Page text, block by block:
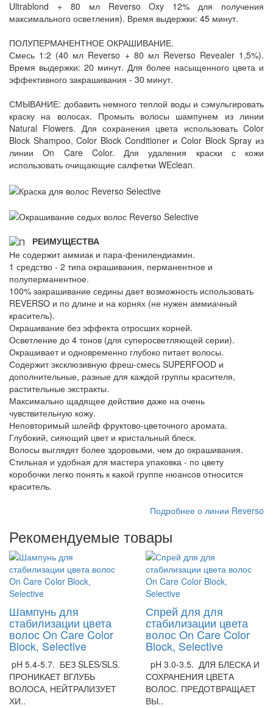
Ultrablond + 80 мл Reverso Oxy 12% для получения
максимального осветления). Время выдержки: 45 минут.
ПОЛУПЕРМАНЕНТНОЕ ОКРАШИВАНИЕ.
Смесь 1:2 (40 мл Reverso + 80 мл Reverso Revealer 1,5%).
Время выдержки: 20 минут. Для более насыщенного цвета и
эффективного закрашивания - 30 минут.
СМЫВАНИЕ: добавить немного теплой воды и сэмульгировать
краску на волосах. Промыть волосы шампунем из линии
Natural Flowers. Для сохранения цвета использовать Color
Block Shampoo, Color Block Conditioner и Color Block Spray из
линии On Care Color. Для удаления краски с кожи
использовать очищающие салфетки WEclean.
РЕИМУЩЕСТВА
Не содержит аммиак и пара-фенилендиамин.
1 средство - 2 типа окрашивания, перманентное и
полуперманентное.
100% закрашивание седины дает возможность использовать
REVERSO и по длине и на корнях (не нужен аммиачный
краситель).
Окрашивание без эффекта отросших корней.
Осветление до 4 тонов (для суперосветляющей серии).
Окрашивает и одновременно глубоко питает волосы.
Содержит эксклюзивную фреш-смесь SUPERFOOD и
дополнительные, разные для каждой группы красителя,
растительные экстракты.
Максимально щадящее действие даже на очень
чувствительную кожу.
Неповторимый шлейф фруктово-цветочного аромата.
Глубокий, сияющий цвет и кристальный блеск.
Волосы выглядят более здоровыми, чем до окрашивания.
Стильная и удобная для мастера упаковка - по цвету
коробочки легко понять к какой группе нюансов относится
краситель.
Подробнее о линии Reverso
Рекомендуемые товары
Шампунь для
стабилизации цвета
волос On Care Color
Block, Selective
pH 5.4-5.7. БЕЗ SLES/SLS.
ПРОНИКАЕТ ВГЛУБЬ
ВОЛОСА, НЕЙТРАЛИЗУЕТ
ХИ..
Спрей для для
стабилизации цвета
волос On Care Color
Block, Selective
pH 3.0-3.5. ДЛЯ БЛЕСКА И
СОХРАНЕНИЯ ЦВЕТА
ВОЛОС. ПРЕДОТВРАЩАЕТ
ВЫ..